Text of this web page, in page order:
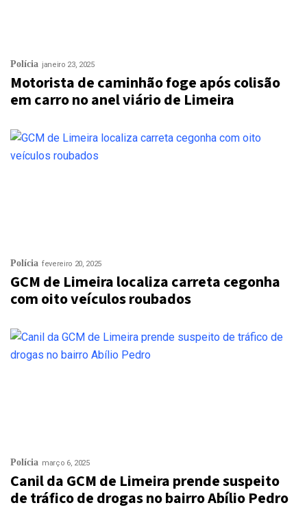
Polícia janeiro 23, 2025
Motorista de caminhão foge após colisão
em carro no anel viário de Limeira
Polícia fevereiro 20, 2025
GCM de Limeira localiza carreta cegonha
com oito veículos roubados
Polícia março 6, 2025
Canil da GCM de Limeira prende suspeito
de tráfico de drogas no bairro Abílio Pedro